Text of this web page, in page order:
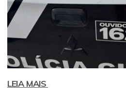
LEIA MAIS